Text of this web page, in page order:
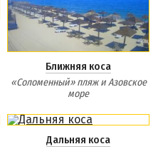
Ближняя коса
«Соломенный» пляж и Азовское
море
Дальняя коса